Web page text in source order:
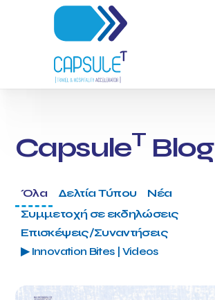
CapsuleT Blog
Όλα Δελτία Τύπου
Νέα
Συμμετοχή σε εκδηλώσεις
Επισκέψεις/Συναντήσεις
▶ Innovation Bites | Videos